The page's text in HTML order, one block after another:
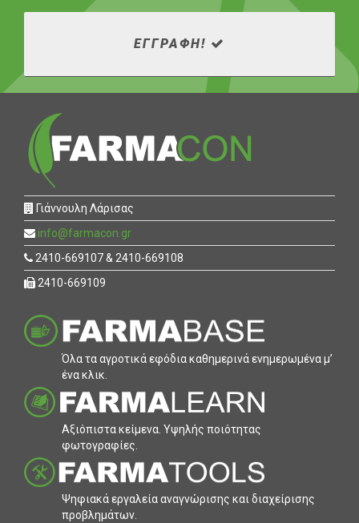
ΕΓΓΡΑΦΗ!
Γιάννουλη Λάρισας
info@farmacon.gr
2410-669107 & 2410-669108
2410-669109
Όλα τα αγροτικά εφόδια καθηµερινά ενηµερωµένα µ’
ένα κλικ.
Αξιόπιστα κείµενα. Υψηλής ποιότητας
φωτογραφίες.
Ψηφιακά εργαλεία αναγνώρισης και διαχείρισης
προβληµάτων.